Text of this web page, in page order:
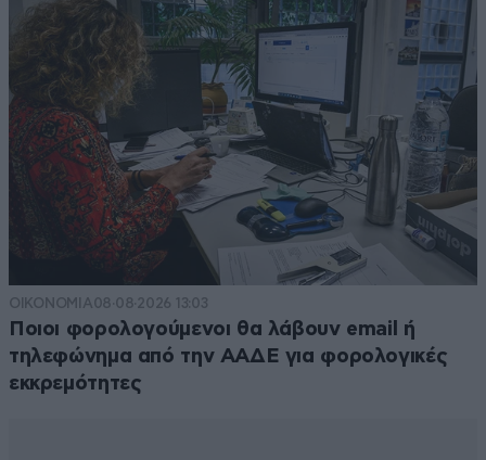
ΟΙΚΟΝΟΜΙΑ08·08·2026 13:03
Ποιοι φορολογούμενοι θα λάβουν email ή
τηλεφώνημα από την ΑΑΔΕ για φορολογικές
εκκρεμότητες